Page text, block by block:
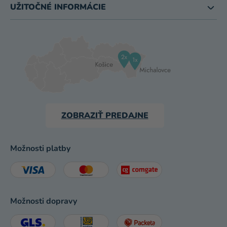
UŽITOČNÉ INFORMÁCIE
ZOBRAZIŤ PREDAJNE
Možnosti platby
Možnosti dopravy